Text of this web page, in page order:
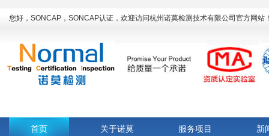
您好，SONCAP，SONCAP认证，欢迎访问杭州诺莫检测技术有限公司官方网站
首页 关于诺莫 服务项目 新